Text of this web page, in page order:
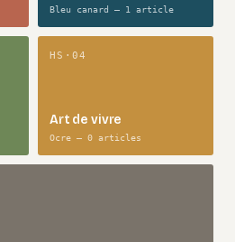
Bleu canard — 1 article
HS·04
Art de vivre
Ocre — 0 articles